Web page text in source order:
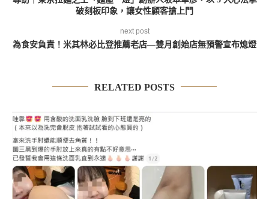
破刻板印象，讓女性顧客搶上門
next post
為食安負責！米其林必比登推薦老店—雙月創始店無預警宣布熄燈
RELATED POSTS